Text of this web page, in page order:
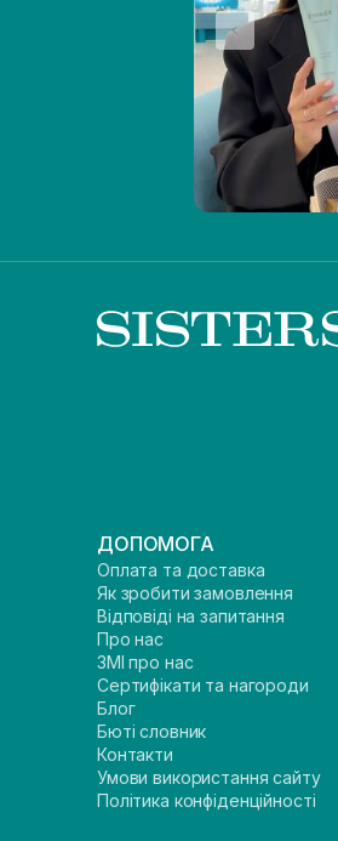
ДОПОМОГА
Оплата та доставка
Як зробити замовлення
Відповіді на запитання
Про нас
ЗМІ про нас
Сертифікати та нагороди
Блог
Бюті словник
Контакти
Умови використання сайту
Політика конфіденційності